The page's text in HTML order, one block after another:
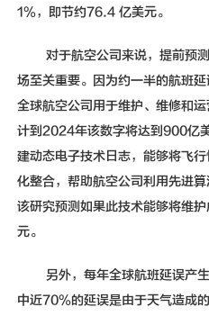
1%，即节约76.4 亿美元。
对于航空公司来说，提前预测维护减少停航时间和预防飞机停
场至关重要。因为约一半的航班
全球航空公司用于维护、维修和
计到2024年该数字将达到900亿
建动态电子技术日志，能够将飞
化整合，帮助航空公司利用先进
该研究预测如果此技术能够将维
元。
另外，每年全球航班延误产生的成本预计达1230亿美元，其
中近70%的延误是由于天气造成